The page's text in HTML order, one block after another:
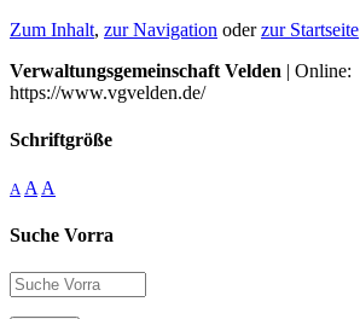
Zum Inhalt, zur Navigation oderzur Startseite
Verwaltungsgemeinschaft Velden | Online:
https://www.vgvelden.de/
Schriftgröße
A A A
Suche Vorra